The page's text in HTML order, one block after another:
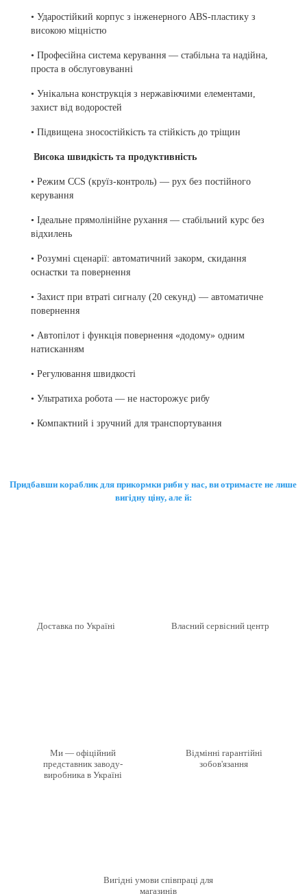
• Ударостійкий корпус з інженерного ABS-пластику з
високою міцністю
• Професійна система керування — стабільна та надійна,
проста в обслуговуванні
• Унікальна конструкція з нержавіючими елементами,
захист від водоростей
• Підвищена зносостійкість та стійкість до тріщин
Висока швидкість та продуктивність
• Режим CCS (круїз-контроль) — рух без постійного
керування
• Ідеальне прямолінійне рухання — стабільний курс без
відхилень
• Розумні сценарії: автоматичний закорм, скидання
оснастки та повернення
• Захист при втраті сигналу (20 секунд) — автоматичне
повернення
• Автопілот і функція повернення «додому» одним
натисканням
• Регулювання швидкості
• Ультратиха робота — не насторожує рибу
• Компактний і зручний для транспортування
Придбавши кораблик для прикормки риби у нас, ви отримаєте не лише
вигідну ціну, але й:
Доставка по Україні Власний сервісний центр
Ми — офіційний
представник заводу-
виробника в Україні
Відмінні гарантійні
зобов'язання
Вигідні умови співпраці для
магазинів